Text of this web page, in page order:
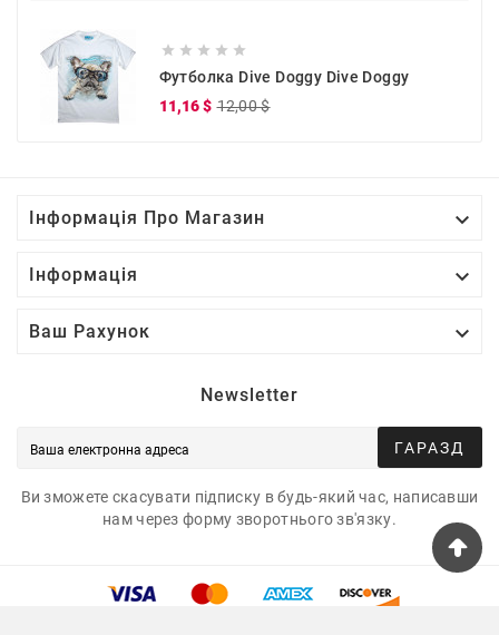
    
Футболка Dive Doggy Dive Doggy
11,16 $ 12,00 $
Інформація Про Магазин 
Інформація 
Ваш Рахунок 
Newsletter
ГАРАЗД
Ви зможете скасувати підписку в будь-який час, написавши
нам через форму зворотнього зв'язку.